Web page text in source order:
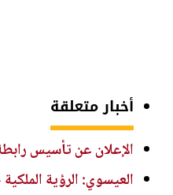
أخبار متعلقة
الإعلان عن تأسيس
العيسوي: الرؤية